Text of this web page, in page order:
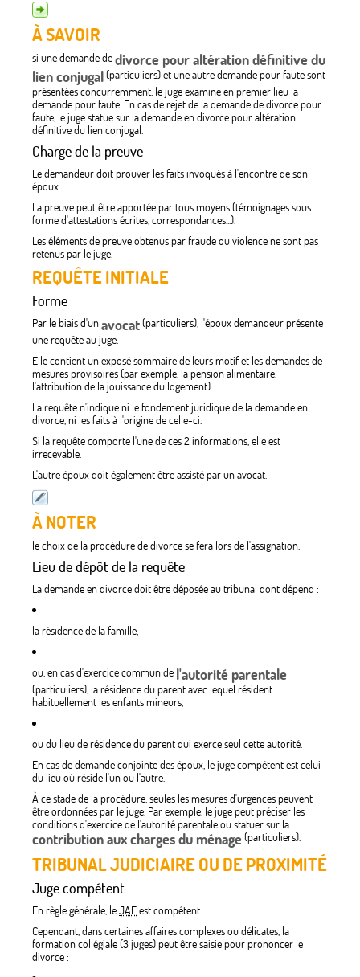
À SAVOIR
si une demande dedivorce pour altération définitive du
lien conjugal(particuliers) et une autre demande pour faute sont
présentées concurremment, le juge examine en premier lieu la
demande pour faute. En cas de rejet de la demande de divorce pour
faute, le juge statue sur la demande en divorce pour altération
définitive du lien conjugal.
Charge de la preuve
Le demandeur doit prouver les faits invoqués à l'encontre de son
époux.
La preuve peut être apportée par tous moyens (témoignages sous
forme d'attestations écrites, correspondances...).
Les éléments de preuve obtenus par fraude ou violence ne sont pas
retenus par le juge.
REQUÊTE INITIALE
Forme
Par le biais d'unavocat(particuliers), l'époux demandeur présente
une requête au juge.
Elle contient un exposé sommaire de leurs motif et les demandes de
mesures provisoires (par exemple, la pension alimentaire,
l'attribution de la jouissance du logement).
La requête n'indique ni le fondement juridique de la demande en
divorce, ni les faits à l'origine de celle-ci.
Si la requête comporte l'une de ces 2 informations, elle est
irrecevable.
L'autre époux doit également être assisté par un avocat.
À NOTER
le choix de la procédure de divorce se fera lors de l'assignation.
Lieu de dépôt de la requête
La demande en divorce doit être déposée au tribunal dont dépend :
la résidence de la famille,
ou, en cas d'exercice commun de l'autorité parentale
(particuliers), la résidence du parent avec lequel résident
habituellement les enfants mineurs,
ou du lieu de résidence du parent qui exerce seul cette autorité.
En cas de demande conjointe des époux, le juge compétent est celui
du lieu où réside l'un ou l'autre.
À ce stade de la procédure, seules les mesures d'urgences peuvent
être ordonnées par le juge. Par exemple, le juge peut préciser les
conditions d'exercice de l'autorité parentale ou statuer sur la
contribution aux charges du ménage(particuliers).
TRIBUNAL JUDICIAIRE OU DE PROXIMITÉ
Juge compétent
En règle générale, leJAFest compétent.
Cependant, dans certaines affaires complexes ou délicates, la
formation collégiale (3 juges) peut être saisie pour prononcer le
divorce :